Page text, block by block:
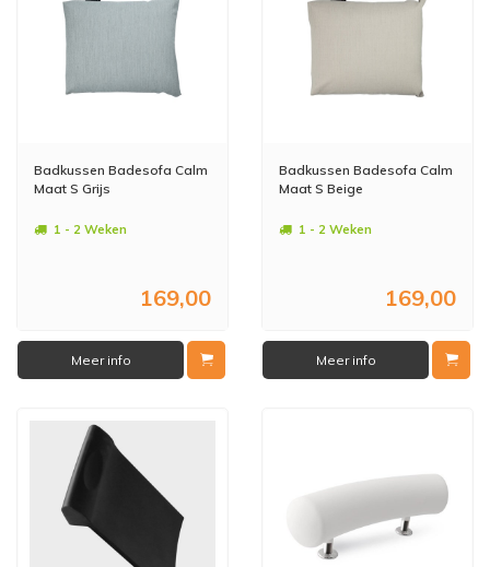
Badkussen Badesofa Calm
Maat S Grijs
1 - 2 Weken
169,00
Meer info
Badkussen Badesofa Calm
Maat S Beige
1 - 2 Weken
169,00
Meer info